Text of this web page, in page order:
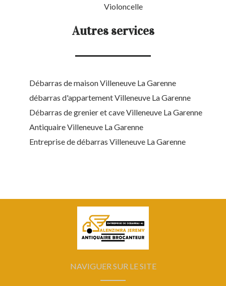
Violoncelle
Autres services
Débarras de maison Villeneuve La Garenne
débarras d'appartement Villeneuve La Garenne
Débarras de grenier et cave Villeneuve La Garenne
Antiquaire Villeneuve La Garenne
Entreprise de débarras Villeneuve La Garenne
NAVIGUER SUR LE SITE